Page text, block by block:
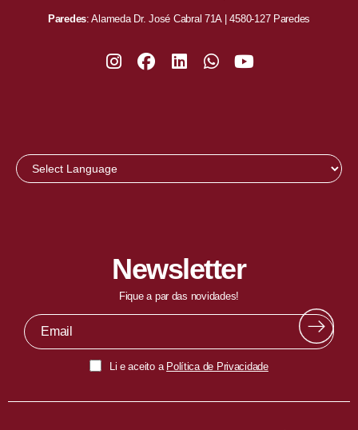
Paredes: Alameda Dr. José Cabral 71A | 4580-127 Paredes
Newsletter
Fique a par das novidades!
Li e aceito a Política de Privacidade